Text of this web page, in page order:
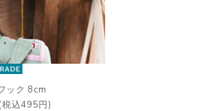
ック 8cm
込495円)